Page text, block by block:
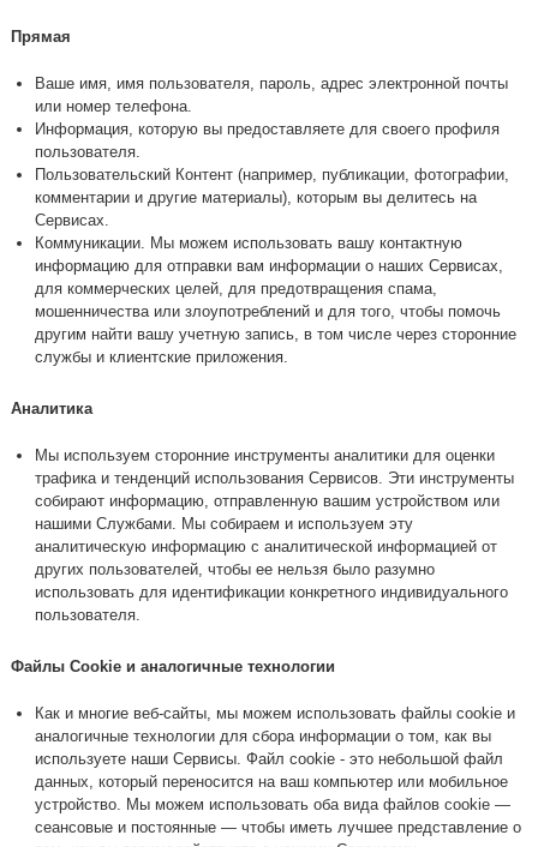
Прямая
Ваше имя, имя пользователя, пароль, адрес электронной почты
или номер телефона.
Информация, которую вы предоставляете для своего профиля
пользователя.
Пользовательский Контент (например, публикации, фотографии,
комментарии и другие материалы), которым вы делитесь на
Сервисах.
Коммуникации. Мы можем использовать вашу контактную
информацию для отправки вам информации о наших Сервисах,
для коммерческих целей, для предотвращения спама,
мошенничества или злоупотреблений и для того, чтобы помочь
другим найти вашу учетную запись, в том числе через сторонние
службы и клиентские приложения.
Аналитика
Мы используем сторонние инструменты аналитики для оценки
трафика и тенденций использования Сервисов. Эти инструменты
собирают информацию, отправленную вашим устройством или
нашими Службами. Мы собираем и используем эту
аналитическую информацию с аналитической информацией от
других пользователей, чтобы ее нельзя было разумно
использовать для идентификации конкретного индивидуального
пользователя.
Файлы Cookie и аналогичные технологии
Как и многие веб-сайты, мы можем использовать файлы cookie и
аналогичные технологии для сбора информации о том, как вы
используете наши Сервисы. Файл cookie - это небольшой файл
данных, который переносится на ваш компьютер или мобильное
устройство. Мы можем использовать оба вида файлов cookie —
сеансовые и постоянные — чтобы иметь лучшее представление о